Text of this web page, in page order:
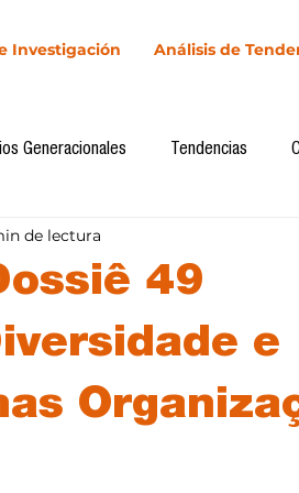
Investigación Análisis de
Generacionales Tendencias
y Sociedad
H&NhCL CICA/Sintaxis
Podcast Video
49
e
de lectura